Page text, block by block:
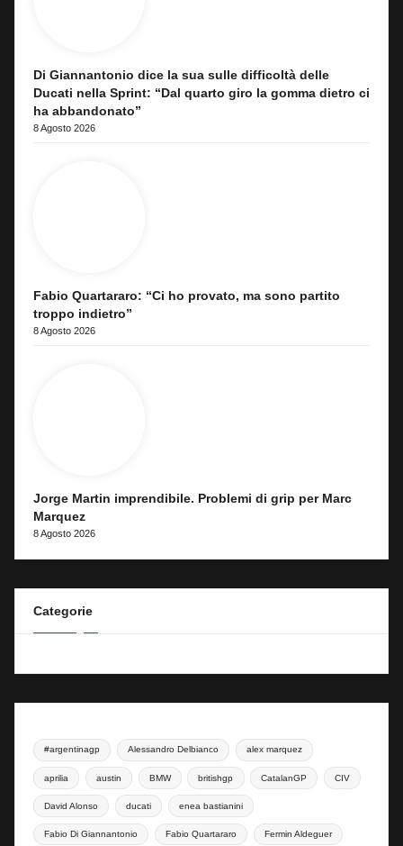
Di Giannantonio dice la sua sulle difficoltà delle
Ducati nella Sprint: “Dal quarto giro la gomma dietro ci
ha abbandonato”
8 Agosto 2026
Fabio Quartararo: “Ci ho provato, ma sono partito
troppo indietro”
8 Agosto 2026
Jorge Martin imprendibile. Problemi di grip per Marc
Marquez
8 Agosto 2026
Categorie
#argentinagp Alessandro Delbianco alex marquez
aprilia austin BMW britishgp CatalanGP CIV
David Alonso ducati enea bastianini
Fabio Di Giannantonio Fabio Quartararo Fermin Aldeguer